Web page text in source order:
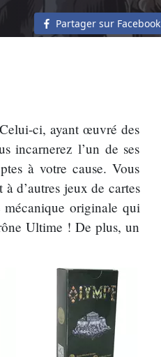
Partager sur Facebook
ci, ayant œuvré des
incarnerez l’un de ses
à votre cause. Vous
d’autres jeux de cartes
originale qui
Ultime ! De plus, un